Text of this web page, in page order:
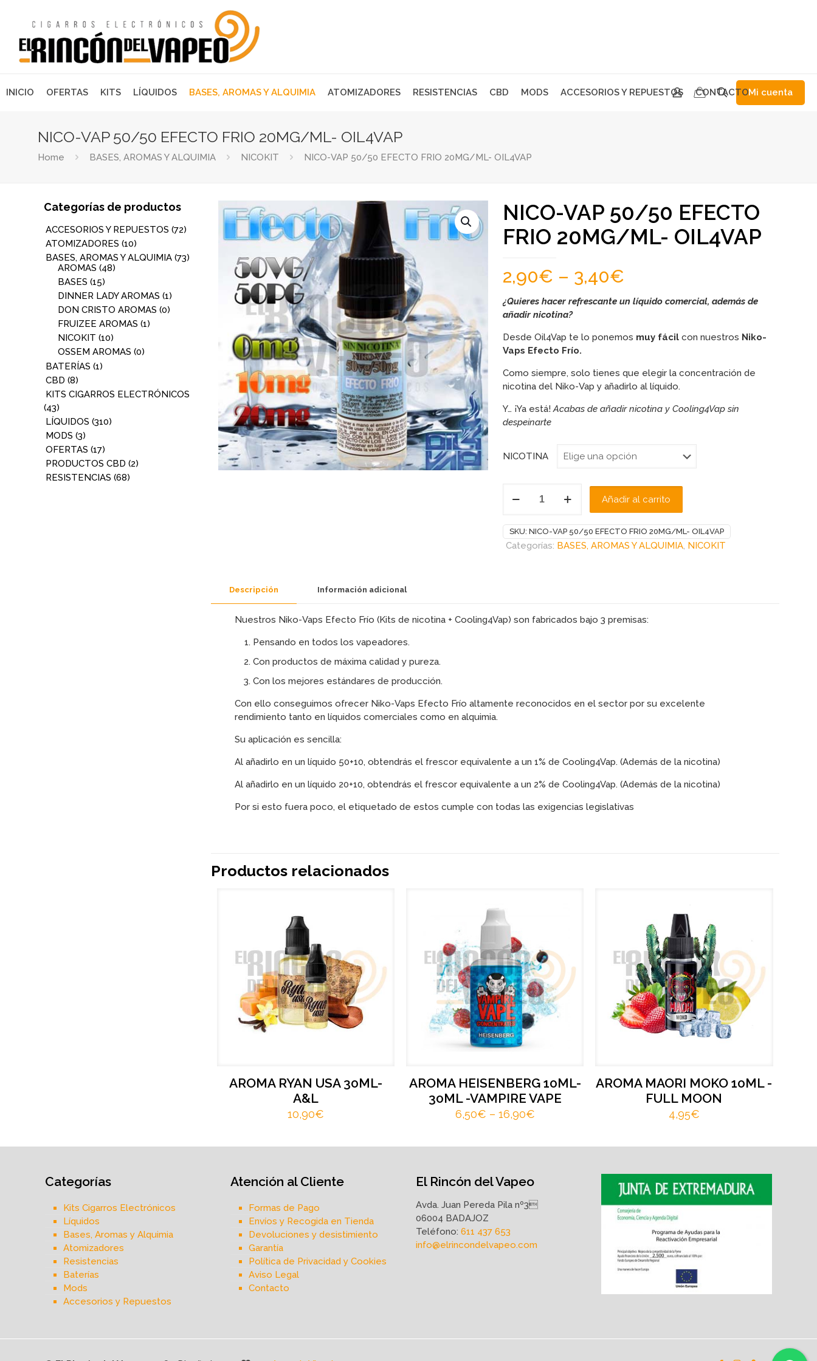
INICIO OFERTAS KITS LÍQUIDOS BASES, AROMAS Y ALQUIMIA ATOMIZADORES RESISTENCIAS CBD MODS ACCESORIOS Y REPUESTOS CONTACTOMi cuenta
NICO-VAP 50/50 EFECTO FRIO 20MG/ML- OIL4VAP
Home BASES, AROMAS Y ALQUIMIA NICOKIT NICO-VAP 50/50 EFECTO FRIO 20MG/ML- OIL4VAP
NICO-VAP 50/50 EFECTO
FRIO 20MG/ML- OIL4VAP
2,90€ – 3,40€
¿Quieres hacer refrescante un líquido comercial, además de
añadir nicotina?
Desde Oil4Vap te lo ponemos muy fácilcon nuestros Niko-
Vaps Efecto Frío.
Como siempre, solo tienes que elegir la concentración de
nicotina del Niko-Vap y añadirlo al líquido.
Y… ¡Ya está!Acabas de añadir nicotina y Cooling4Vap sin
despeinarte
NICOTINA
VAP
EFECTO
FRIO
Añadir al carrito
SKU: NICO-VAP 50/50 EFECTO FRIO 20MG/ML- OIL4VAP
Categorías: BASES, AROMAS Y ALQUIMIA, NICOKIT
Descripción Información adicional
Nuestros Niko-Vaps Efecto Frío (Kits de nicotina + Cooling4Vap) son fabricados bajo 3 premisas:
Pensando en todos los vapeadores.
Con productos de máxima calidad y pureza.
Con los mejores estándares de producción.
Con ello conseguimos ofrecer Niko-Vaps Efecto Frío altamente reconocidos en el sector por su excelente
rendimiento tanto en líquidos comerciales como en alquimia.
Su aplicación es sencilla:
Al añadirlo en un líquido 50+10, obtendrás el frescor equivalente a un 1% de Cooling4Vap. (Además de la nicotina)
Al añadirlo en un líquido 20+10, obtendrás el frescor equivalente a un 2% de Cooling4Vap. (Además de la nicotina)
Por si esto fuera poco, el etiquetado de estos cumple con todas las exigencias legislativas
Productos relacionados
AROMA RYAN USA 30ML-
A&L
10,90€
AROMA HEISENBERG 10ML-
30ML -VAMPIRE VAPE
6,50€ – 16,90€
AROMA MAORI MOKO 10ML -
FULL MOON
4,95€
Categorías de productos
ACCESORIOS Y REPUESTOS (72)
ATOMIZADORES (10)
BASES, AROMAS Y ALQUIMIA (73)
AROMAS (48)
BASES (15)
DINNER LADY AROMAS (1)
DON CRISTO AROMAS (0)
FRUIZEE AROMAS (1)
NICOKIT (10)
OSSEM AROMAS (0)
BATERÍAS (1)
CBD (8)
KITS CIGARROS ELECTRÓNICOS
(43)
LÍQUIDOS (310)
MODS (3)
OFERTAS (17)
PRODUCTOS CBD (2)
RESISTENCIAS (68)
Categorías
Kits Cigarros Electrónicos
Líquidos
Bases, Aromas y Alquimia
Atomizadores
Resistencias
Baterías
Mods
Accesorios y Repuestos
Atención al Cliente
Formas de Pago
Envíos y Recogida en Tienda
Devoluciones y desistimiento
Garantía
Política de Privacidad y Cookies
Aviso Legal
Contacto
El Rincón del Vapeo
Avda. Juan Pereda Pila nº3
06004 BADAJOZ
Teléfono: 611 437 653
info@elrincondelvapeo.com